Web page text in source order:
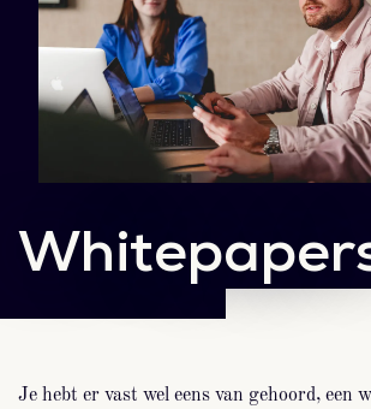
Je hebt er vast wel eens van gehoord, een